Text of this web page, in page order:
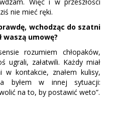
nie mieć ręki.
wchodząc do szatni
waszą umowę?
rozumiem chłopaków,
załatwili. Każdy miał
kontakcie, znałem kulisy,
byłem w innej sytuacji:
na to, by postawić weto”.